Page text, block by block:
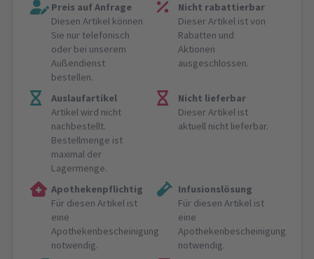
Preis auf Anfrage
Diesen Artikel können
Sie nur telefonisch
oder bei unserem
Außendienst
bestellen.
Nicht rabattierbar
Dieser Artikel ist von
Rabatten und
Aktionen
ausgeschlossen.
Auslaufartikel
Artikel wird nicht
nachbestellt.
Bestellmenge ist
maximal der
Lagermenge.
Nicht lieferbar
Dieser Artikel ist
aktuell nicht lieferbar.
Apothekenpflichtig
Für diesen Artikel ist
eine
Apothekenbescheinigung
notwendig.
Infusionslösung
Für diesen Artikel ist
eine
Apothekenbescheinigung
notwendig.